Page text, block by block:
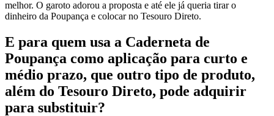
melhor. O garoto adorou a proposta e até ele já queria tirar o
dinheiro da Poupança e colocar no Tesouro Direto.
E para quem usa a Caderneta de
Poupança como aplicação para curto e
médio prazo, que outro tipo de produto,
além do Tesouro Direto, pode adquirir
para substituir?